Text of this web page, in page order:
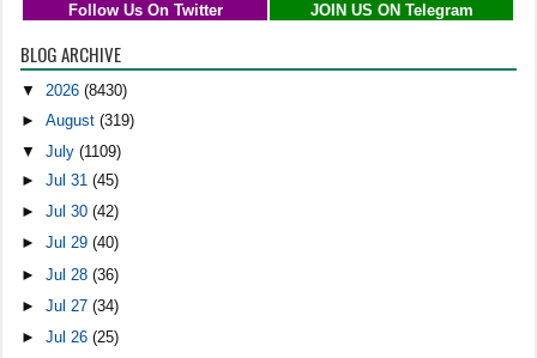
Follow Us On Twitter
JOIN US ON Telegram
BLOG ARCHIVE
▼2026(8430)
►August(319)
▼July(1109)
►Jul 31(45)
►Jul 30(42)
►Jul 29(40)
►Jul 28(36)
►Jul 27(34)
►Jul 26(25)